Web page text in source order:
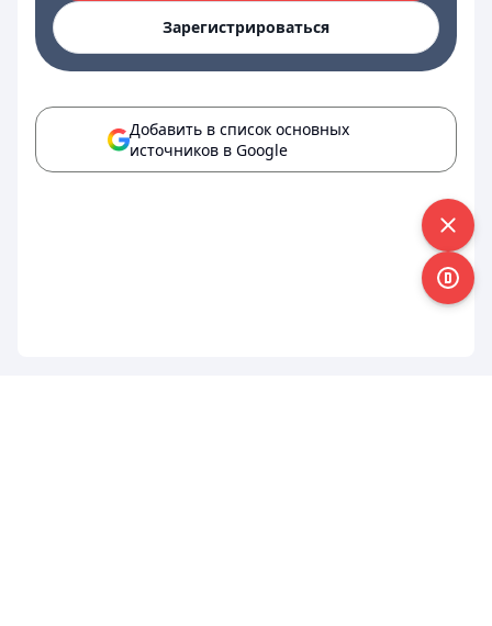
Зарегистрироваться
Добавить в список основных
источников в Google